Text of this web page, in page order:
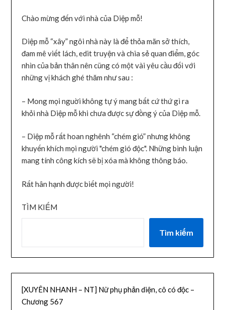
Chào mừng đến với nhà của Diệp mỗ!
Diệp mỗ “xây” ngôi nhà này là để thỏa mãn sở thích,
đam mê viết lách, edit truyện và chia sẻ quan điểm, góc
nhìn của bản thân nên cũng có một vài yêu cầu đối với
những vị khách ghé thăm như sau :
– Mong mọi nguời không tự ý mang bất cứ thứ gì ra
khỏi nhà Diệp mỗ khi chưa được sự đồng ý của Diệp mỗ.
– Diệp mỗ rất hoan nghênh “chém gió” nhưng không
khuyến khích mọi người "chém gió độc". Những bình luận
mang tính công kích sẽ bị xóa mà không thông báo.
Rất hân hạnh được biết mọi người!
TÌM KIẾM
Tìm kiếm
[XUYÊN NHANH – NT] Nữ phụ phản diện, cô có độc –
Chương 567